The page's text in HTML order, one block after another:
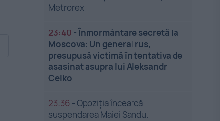
Metrorex
23:40 -Înmormântare secretă la
Moscova: Un general rus,
presupusă victimă în tentativa de
asasinat asupra lui Aleksandr
Ceiko
23:36 -Opoziția încearcă
suspendarea Maiei Sandu.